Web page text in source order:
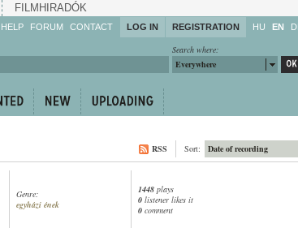
FILMHIRADÓK
HELP
Enrich!
Share!
FORUM CONTACT LOG IN REGISTRATION HU EN
Search where:
Everywhere
Date of recording
Sort:
RSS
Genre:
egyházi ének
1448 plays
0 listener likes it
0 comment